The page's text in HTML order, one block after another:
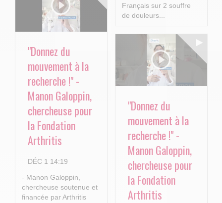
Français sur 2 souffre
de douleurs...
"Donnez du
mouvement à la
recherche !" -
Manon Galoppin,
chercheuse pour
la Fondation
Arthritis
DÉC 1 14:19
- Manon Galoppin,
chercheuse soutenue et
financée par Arthritis
"Donnez du
mouvement à la
recherche !" -
Manon Galoppin,
chercheuse pour
la Fondation
Arthritis